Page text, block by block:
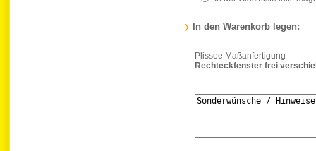
In den Warenkorb legen:
Plissee Maßanfertigung
Rechteckfenster frei